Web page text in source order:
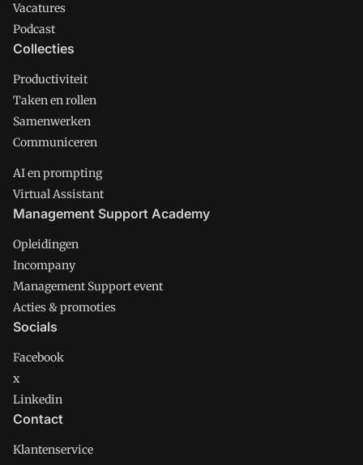
Vacatures
Podcast
Collecties
Productiviteit
Taken en rollen
Samenwerken
Communiceren
AI en prompting
Virtual Assistant
Management Support Academy
Opleidingen
Incompany
Management Support event
Acties & promoties
Socials
Facebook
x
Linkedin
Contact
Klantenservice